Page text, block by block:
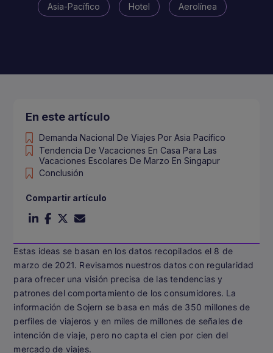
Asia-Pacífico Hotel Aerolínea
Estas ideas se basan en los datos recopilados el 8 de
marzo de 2021. Revisamos nuestros datos con regularidad
para ofrecer una visión precisa de las tendencias y
patrones del comportamiento de los consumidores. La
información de Sojern se basa en más de 350 millones de
perfiles de viajeros y en miles de millones de señales de
intención de viaje, pero no capta el cien por cien del
mercado de viajes.
En este artículo
Demanda Nacional De Viajes Por Asia Pacífico
Tendencia De Vacaciones En Casa Para Las
Vacaciones Escolares De Marzo En Singapur
Conclusión
Compartir artículo